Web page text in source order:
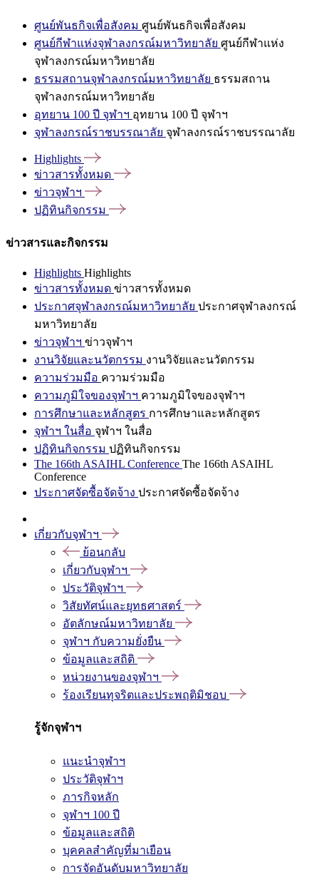
ศูนย์พันธกิจเพื่อสังคม ศูนย์พันธกิจเพื่อสังคม
ศูนย์กีฬาแห่งจุฬาลงกรณ์มหาวิทยาลัย ศูนย์กีฬาแห่ง
จุฬาลงกรณ์มหาวิทยาลัย
ธรรมสถานจุฬาลงกรณ์มหาวิทยาลัย ธรรมสถาน
จุฬาลงกรณ์มหาวิทยาลัย
อุทยาน 100 ปี จุฬาฯ อุทยาน 100 ปี จุฬาฯ
จุฬาลงกรณ์ราชบรรณาลัย จุฬาลงกรณ์ราชบรรณาลัย
Highlights
ข่าวสารทั้งหมด
ข่าวจุฬาฯ
ปฏิทินกิจกรรม
ข่าวสารและกิจกรรม
Highlights Highlights
ข่าวสารทั้งหมด ข่าวสารทั้งหมด
ประกาศจุฬาลงกรณ์มหาวิทยาลัย ประกาศจุฬาลงกรณ์
มหาวิทยาลัย
ข่าวจุฬาฯ ข่าวจุฬาฯ
งานวิจัยและนวัตกรรม งานวิจัยและนวัตกรรม
ความร่วมมือ ความร่วมมือ
ความภูมิใจของจุฬาฯ ความภูมิใจของจุฬาฯ
การศึกษาและหลักสูตร การศึกษาและหลักสูตร
จุฬาฯ ในสื่อ จุฬาฯ ในสื่อ
ปฏิทินกิจกรรม ปฏิทินกิจกรรม
The 166th ASAIHL Conference The 166th ASAIHL
Conference
ประกาศจัดซื้อจัดจ้าง ประกาศจัดซื้อจัดจ้าง
เกี่ยวกับจุฬาฯ
ย้อนกลับ
เกี่ยวกับจุฬาฯ
ประวัติจุฬาฯ
วิสัยทัศน์และยุทธศาสตร์
อัตลักษณ์มหาวิทยาลัย
จุฬาฯ กับความยั่งยืน
ข้อมูลและสถิติ
หน่วยงานของจุฬาฯ
ร้องเรียนทุจริตและประพฤติมิชอบ
รู้จักจุฬาฯ
แนะนำจุฬาฯ
ประวัติจุฬาฯ
ภารกิจหลัก
จุฬาฯ 100 ปี
ข้อมูลและสถิติ
บุคคลสำคัญที่มาเยือน
การจัดอันดับมหาวิทยาลัย